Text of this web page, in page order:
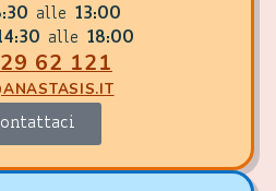
alle
13:00
alle 18:00
62 121